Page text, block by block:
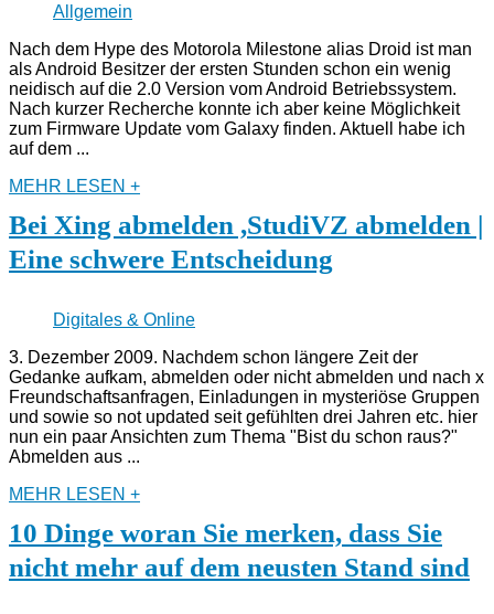
Allgemein
Nach dem Hype des Motorola Milestone alias Droid ist man
als Android Besitzer der ersten Stunden schon ein wenig
neidisch auf die 2.0 Version vom Android Betriebssystem.
Nach kurzer Recherche konnte ich aber keine Möglichkeit
zum Firmware Update vom Galaxy finden. Aktuell habe ich
auf dem ...
MEHR LESEN +
Bei Xing abmelden ,StudiVZ abmelden |
Eine schwere Entscheidung
Digitales & Online
3. Dezember 2009. Nachdem schon längere Zeit der
Gedanke aufkam, abmelden oder nicht abmelden und nach x
Freundschaftsanfragen, Einladungen in mysteriöse Gruppen
und sowie so not updated seit gefühlten drei Jahren etc. hier
nun ein paar Ansichten zum Thema "Bist du schon raus?"
Abmelden aus ...
MEHR LESEN +
10 Dinge woran Sie merken, dass Sie
nicht mehr auf dem neusten Stand sind